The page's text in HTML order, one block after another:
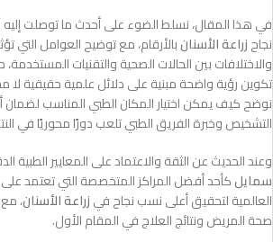
في هذا المقال، نسلط الضوء على أحدث ما توصلت
نجاحزراعة الأسنانبالأرقام، مع توضيح العوامل التي
والاختلافات بين الحالات الصحية والتقنيات
تكوين رؤية واضحة مبنية على دلائل علمية حقيقية لا
نوضح كيف يمكن اختيار المكان الطبي المناسب
التشخيص وخبرة الفريق الطبي تلعب دورًا محوريًا في
وعند الحديث عن الثقة والاعتماد على المعايير الطبية
سمايلكأحد أفضل المراكز المتخصصة التي تعتمد على
العالمية لتحقيق أعلى نسب نجاح فيزراعة الأسنان،
صحة المريض ونتائج العلاج في المقام الأول.